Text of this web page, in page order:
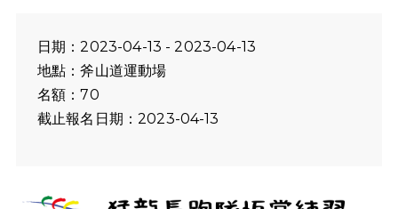
日期：2023-04-13 - 2023-04-13
地點：斧山道運動場
名額：70
截止報名日期：2023-04-13